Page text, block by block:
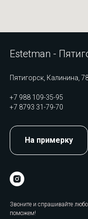
Estetman -
Пятигорск, Калинина,
+7 988 109-35-95
+7 8793 31-79-70
На примерку
Звоните и спрашивайте
поможем!